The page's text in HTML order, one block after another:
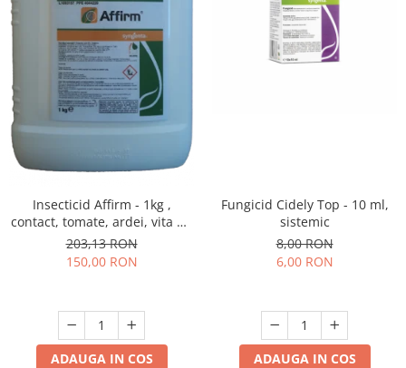
Insecticid Affirm - 1kg ,
contact, tomate, ardei, vita de
vie, varza, mar
203,13 RON
150,00 RON
ADAUGA IN COS
Fungicid Cidely Top - 10 ml,
sistemic
8,00 RON
6,00 RON
ADAUGA IN COS